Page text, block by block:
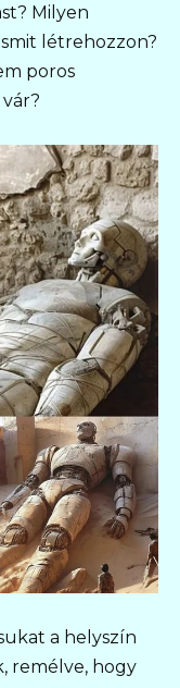
Milyen
létrehozzon?
poros
a helyszín
remélve, hogy